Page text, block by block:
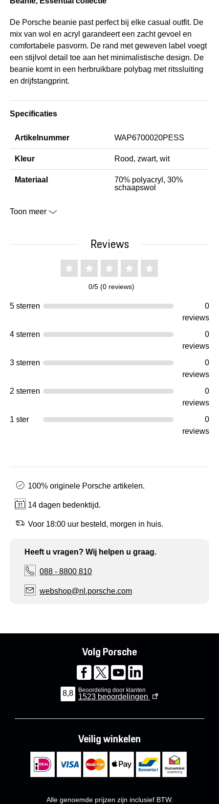
De Porsche beanie past perfect bij elke casual outfit. De
mix van wol en acryl garandeert een zacht gevoel en
comfortabele pasvorm. De rand met geweven label voegt
een stijlvol detail toe aan het minimalistische design. De
beanie komt in een herbruikbare polybag met ritssluiting
en drijfstangprint.
Specificaties
Artikelnummer WAP6700020PESS
Kleur Rood, zwart, wit
Materiaal
70% polyacryl, 30%
schaapswol
Toon meer
Reviews
0/5 (0 reviews)
5 sterren
0
reviews
4 sterren
0
reviews
3 sterren
0
reviews
2 sterren
0
reviews
1 ster
0
reviews
100% originele Porsche artikelen.
14 dagen bedenktijd.
Voor 18:00 uur besteld, morgen in huis.
Heeft u vragen? Wij helpen u graag.
088 - 8800 810
webshop@nl.porsche.com
Volg Porsche
8,8 Beoordeling door klanten
1523 beoordelingen
Veilig winkelen
Alle genoemde prijzen zijn inclusief BTW.